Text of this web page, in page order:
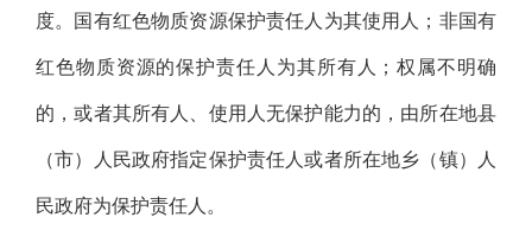
度。国有红色物质资源保护责任人为其使用人；非国有
红色物质资源的保护责任人为其所有人；权属不明确
的，或者其所有人、使用人无保护能力的，由所在地县
（市）人民政府指定保护责任人或者所在地乡（镇）人
民政府为保护责任人。